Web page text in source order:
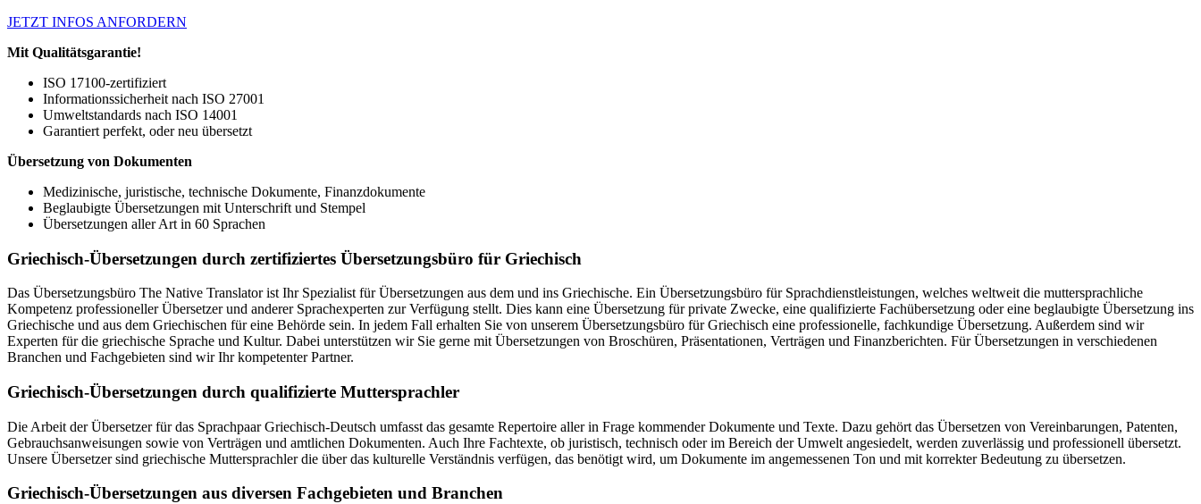
JETZT INFOS ANFORDERN
Mit Qualitätsgarantie!
ISO 17100-zertifiziert
Informationssicherheit nach ISO 27001
Umweltstandards nach ISO 14001
Garantiert perfekt, oder neu übersetzt
Übersetzung von Dokumenten
Medizinische, juristische, technische Dokumente, Finanzdokumente
Beglaubigte Übersetzungen mit Unterschrift und Stempel
Übersetzungen aller Art in 60 Sprachen
Griechisch-Übersetzungen durch zertifiziertes Übersetzungsbüro für Griechisch
Das Übersetzungsbüro The Native Translator ist Ihr Spezialist für Übersetzungen aus dem und ins Griechische. Ein Übersetzungsbüro für Sprachdienstleistungen, welches weltweit die muttersprachliche
Kompetenz professioneller Übersetzer und anderer Sprachexperten zur Verfügung stellt. Dies kann eine Übersetzung für private Zwecke, eine qualifizierte Fachübersetzung oder eine beglaubigte Übersetzung ins
Griechische und aus dem Griechischen für eine Behörde sein. In jedem Fall erhalten Sie von unserem Übersetzungsbüro für Griechisch eine professionelle, fachkundige Übersetzung. Außerdem sind wir
Experten für die griechische Sprache und Kultur. Dabei unterstützen wir Sie gerne mit Übersetzungen von Broschüren, Präsentationen, Verträgen und Finanzberichten. Für Übersetzungen in verschiedenen
Branchen und Fachgebieten sind wir Ihr kompetenter Partner.
Griechisch-Übersetzungen durch qualifizierte Muttersprachler
Die Arbeit der Übersetzer für das Sprachpaar Griechisch-Deutsch umfasst das gesamte Repertoire aller in Frage kommender Dokumente und Texte. Dazu gehört das Übersetzen von Vereinbarungen, Patenten,
Gebrauchsanweisungen sowie von Verträgen und amtlichen Dokumenten. Auch Ihre Fachtexte, ob juristisch, technisch oder im Bereich der Umwelt angesiedelt, werden zuverlässig und professionell übersetzt.
Unsere Übersetzer sind griechische Muttersprachler die über das kulturelle Verständnis verfügen, das benötigt wird, um Dokumente im angemessenen Ton und mit korrekter Bedeutung zu übersetzen.
Griechisch-Übersetzungen aus diversen Fachgebieten und Branchen